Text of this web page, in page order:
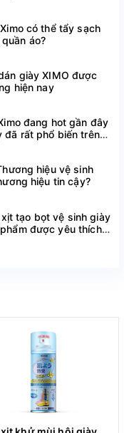
có thể tẩy sạch
áo?
giày XIMO được
hiện nay
đang hot gần đây
đã rất phổ biến trên
hiệu vệ sinh
hiệu tin cậy?
tạo bọt vệ sinh giày
được yêu thích